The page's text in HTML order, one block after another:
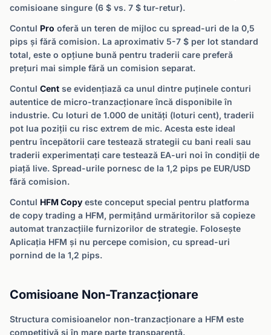
comisioane singure (6 $ vs. 7 $ tur-retur).
Contul Pro oferă un teren de mijloc cu spread-uri de la 0,5
pips și fără comision. La aproximativ 5-7 $ per lot standard
total, este o opțiune bună pentru traderii care preferă
prețuri mai simple fără un comision separat.
Contul Cent se evidențiază ca unul dintre puținele conturi
autentice de micro-tranzacționare încă disponibile în
industrie. Cu loturi de 1.000 de unități (loturi cent), traderii
pot lua poziții cu risc extrem de mic. Acesta este ideal
pentru începătorii care testează strategii cu bani reali sau
traderii experimentați care testează EA-uri noi în condiții de
piață live. Spread-urile pornesc de la 1,2 pips pe EUR/USD
fără comision.
Contul HFM Copy este conceput special pentru platforma
de copy trading a HFM, permițând urmăritorilor să copieze
automat tranzacțiile furnizorilor de strategie. Folosește
Aplicația HFM și nu percepe comision, cu spread-uri
pornind de la 1,2 pips.
Comisioane Non-Tranzacționare
Structura comisioanelor non-tranzacționare a HFM este
competitivă și în mare parte transparentă.